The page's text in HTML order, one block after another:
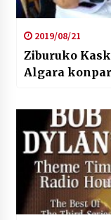
2019/08/21
Ziburuko
Algara